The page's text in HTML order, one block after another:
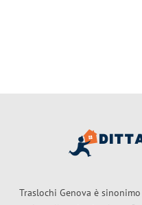
Traslochi Genova è